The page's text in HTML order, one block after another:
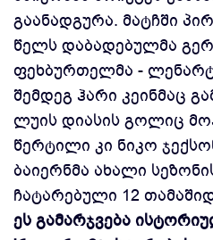
გაანადგურა. მატჩში
წელს დაბადებულმა
ფეხბურთელმა -
შემდეგ ჰარი კეინმაც
ლუის დიასის გოლიც
წერტილი კი ნიკო
ბაიერნმა ახალი
ჩატარებული 12
ეს გამარჯვება